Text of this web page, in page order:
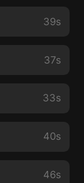
39s
37s
33s
40s
46s